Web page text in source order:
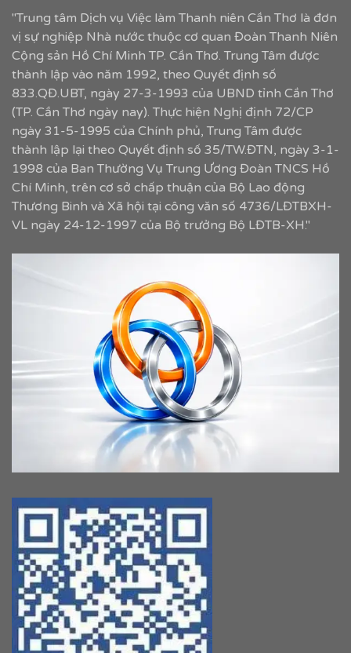
"Trung tâm Dịch vụ Việc làm Thanh niên Cần Thơ là đơn
vị sự nghiệp Nhà nước thuộc cơ quan Đoàn Thanh Niên
Cộng sản Hồ Chí Minh TP. Cần Thơ. Trung Tâm được
thành lập vào năm 1992, theo Quyết định số
833.QĐ.UBT, ngày 27-3-1993 của UBND tỉnh Cần Thơ
(TP. Cần Thơ ngày nay). Thực hiện Nghị định 72/CP
ngày 31-5-1995 của Chính phủ, Trung Tâm được
thành lập lại theo Quyết định số 35/TW.ĐTN, ngày 3-1-
1998 của Ban Thường Vụ Trung Ương Đoàn TNCS Hồ
Chí Minh, trên cơ sở chấp thuận của Bộ Lao động
Thương Binh và Xã hội tại công văn số 4736/LĐTBXH-
VL ngày 24-12-1997 của Bộ trưởng Bộ LĐTB-XH."